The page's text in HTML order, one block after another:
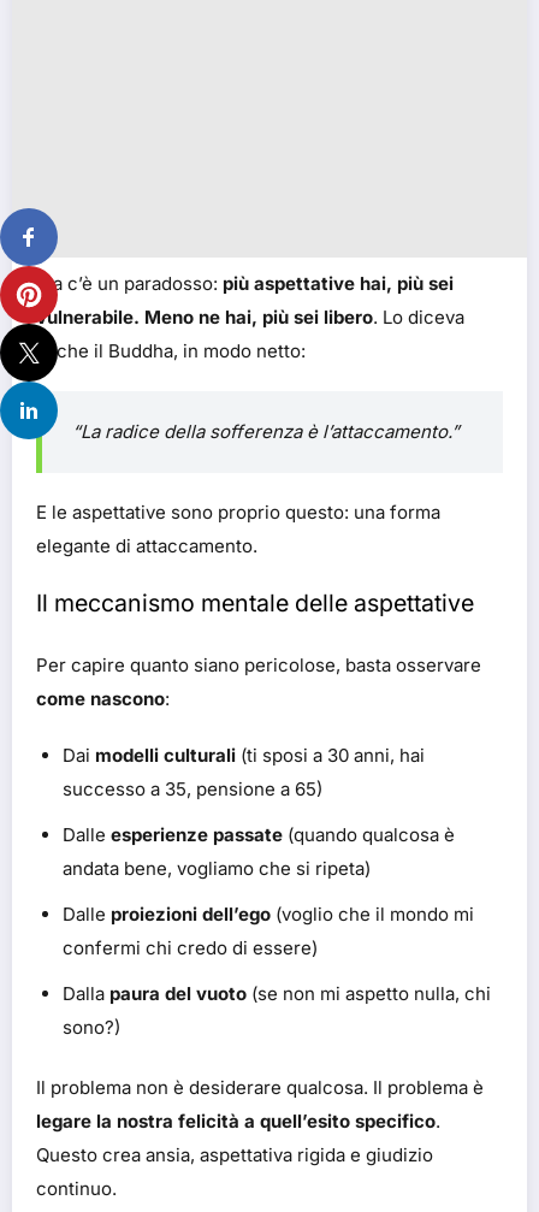
Ma c’è un paradosso: più aspettative hai, più sei
vulnerabile. Meno ne hai, più sei libero. Lo diceva
anche il Buddha, in modo netto:
“La radice della sofferenza è l’attaccamento.”
E le aspettative sono proprio questo: una forma
elegante di attaccamento.
Il meccanismo mentale delle aspettative
Per capire quanto siano pericolose, basta osservare
come nascono:
Dai modelli culturali (ti sposi a 30 anni, hai
successo a 35, pensione a 65)
Dalle esperienze passate (quando qualcosa è
andata bene, vogliamo che si ripeta)
Dalle proiezioni dell’ego (voglio che il mondo mi
confermi chi credo di essere)
Dalla paura del vuoto (se non mi aspetto nulla, chi
sono?)
Il problema non è desiderare qualcosa. Il problema è
legare la nostra felicità a quell’esito specifico.
Questo crea ansia, aspettativa rigida e giudizio
continuo.